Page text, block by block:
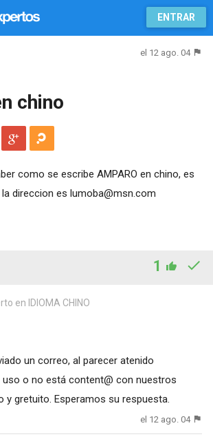
ENTRAR
el 12 ago. 04
chino
como se escribe AMPARO en chino, es
direccion es lumoba@msn.com
1
en IDIOMA CHINO
un correo, al parecer atenido
uso o no está content@ con nuestros
y gretuito. Esperamos su respuesta.
el 12 ago. 04